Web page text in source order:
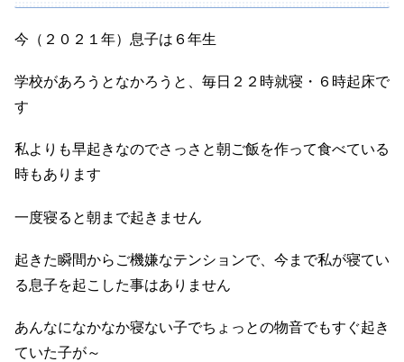
今（２０２１年）息子は６年生
学校があろうとなかろうと、毎日２２時就寝・６時起床で
す
私よりも早起きなのでさっさと朝ご飯を作って食べている
時もあります
一度寝ると朝まで起きません
起きた瞬間からご機嫌なテンションで、今まで私が寝てい
る息子を起こした事はありません
あんなになかなか寝ない子でちょっとの物音でもすぐ起き
ていた子が～